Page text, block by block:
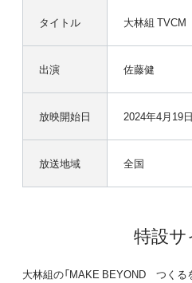
タイトル 大林組 TVCM
出演 佐藤健
放映開始日 2024年4月19日
放送地域 全国
特設サ
大林組の「MAKE BEYOND つくる